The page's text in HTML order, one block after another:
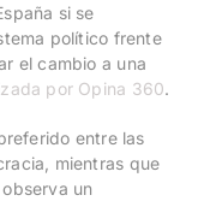
si se
político frente
el cambio a una
por Opina 360.
entre las
mientras que
un